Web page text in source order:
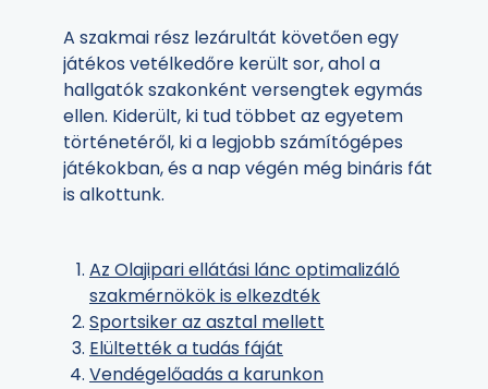
A szakmai rész lezárultát követően egy
játékos vetélkedőre került sor, ahol a
hallgatók szakonként versengtek egymás
ellen. Kiderült, ki tud többet az egyetem
történetéről, ki a legjobb számítógépes
játékokban, és a nap végén még bináris fát
is alkottunk.
Az Olajipari ellátási lánc optimalizáló
szakmérnökök is elkezdték
Sportsiker az asztal mellett
Elültették a tudás fáját
Vendégelőadás a karunkon